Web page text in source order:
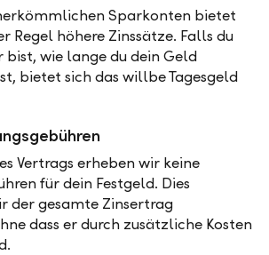
Sparkonten bietet
Regel höhere Zinssätze. Falls du
bist, wie lange du dein Geld
bietet sich das willbe Tagesgeld
Vertrags erheben wir keine
für dein Festgeld. Dies
der gesamte Zinsertrag
dass er durch zusätzliche Kosten